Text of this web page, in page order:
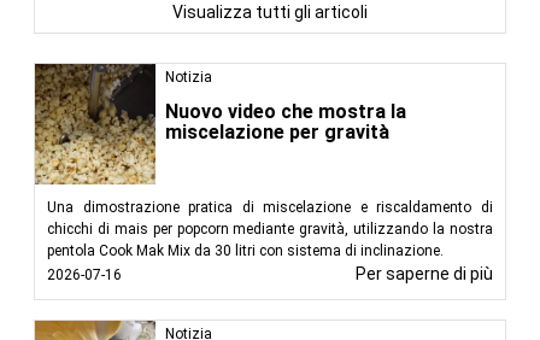
Notizia
Nuovo video che mostra la
miscelazione per gravità
Una dimostrazione pratica di miscelazione e riscaldamento di
chicchi di mais per popcorn mediante gravità, utilizzando la nostra
pentola Cook Mak Mix da 30 litri con sistema di inclinazione.
2026-07-16
Per saperne di più
Notizia
Visualizza tutti gli articoli